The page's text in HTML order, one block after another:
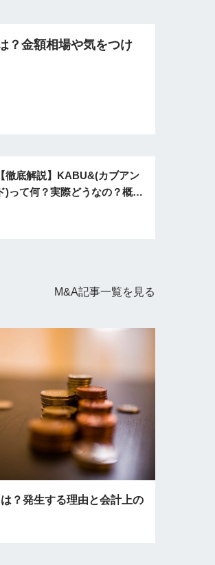
？金額相場や気をつけ
【徹底解説】KABU&(カブアン
)って何？実際どうなの？概要
M&A記事一覧を見る
は？発生する理由と会計上の